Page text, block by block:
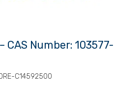
CAS Number: 103577-
DRE-C14592500